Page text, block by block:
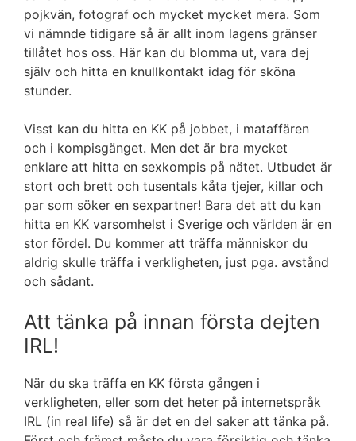
pojkvän, fotograf och mycket mycket mera. Som
vi nämnde tidigare så är allt inom lagens gränser
tillåtet hos oss. Här kan du blomma ut, vara dej
själv och hitta en knullkontakt idag för sköna
stunder.
Visst kan du hitta en KK på jobbet, i mataffären
och i kompisgänget. Men det är bra mycket
enklare att hitta en sexkompis på nätet. Utbudet är
stort och brett och tusentals kåta tjejer, killar och
par som söker en sexpartner! Bara det att du kan
hitta en KK varsomhelst i Sverige och världen är en
stor fördel. Du kommer att träffa människor du
aldrig skulle träffa i verkligheten, just pga. avstånd
och sådant.
Att tänka på innan första dejten
IRL!
När du ska träffa en KK första gången i
verkligheten, eller som det heter på internetspråk
IRL (in real life) så är det en del saker att tänka på.